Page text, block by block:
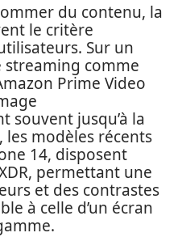
du contenu, la
le critère
Sur un
streaming comme
Prime Video
souvent jusqu’à la
les modèles récents
14, disposent
permettant une
et des contrastes
à celle d’un écran